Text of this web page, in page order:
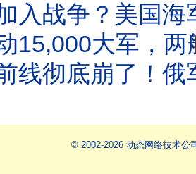
美国海军交火伊朗快艇，以色列
大军，两艘航母，重夺霍尔木
底崩了！俄军真的人吃
© 2002-2026 动态网络技术公